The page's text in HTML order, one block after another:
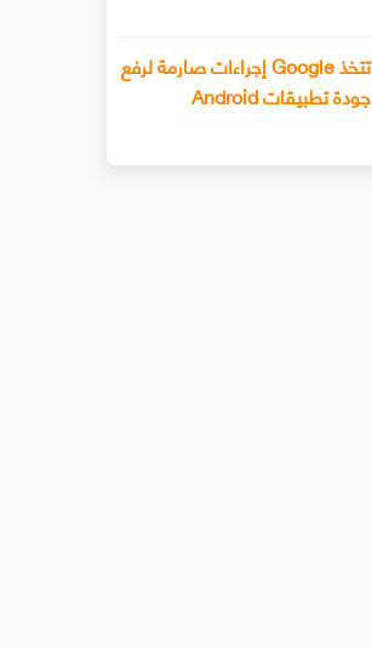
تتخذ Google إجراءات صارمة لرفع
جودة تطبيقات Android